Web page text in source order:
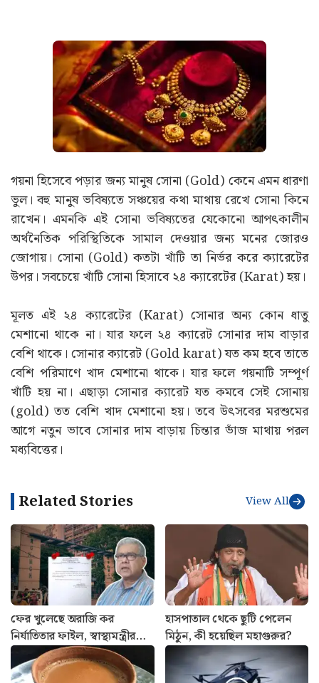
গয়না হিসেবে পড়ার জন্য মানুষ সোনা (Gold) কেনে এমন ধারণা
ভুল। বহু মানুষ ভবিষ্যতে সঞ্চয়ের কথা মাথায় রেখে সোনা কিনে
রাখেন। এমনকি এই সোনা ভবিষ্যতের যেকোনো আপৎকালীন
অর্থনৈতিক পরিস্থিতিকে সামাল দেওয়ার জন্য মনের জোরও
জোগায়। সোনা (Gold) কতটা খাঁটি তা নির্ভর করে ক্যারেটের
উপর। সবচেয়ে খাঁটি সোনা হিসাবে ২৪ ক্যারেটের (Karat) হয়।
মূলত এই ২৪ ক্যারেটের (Karat) সোনার অন্য কোন ধাতু
মেশানো থাকে না। যার ফলে ২৪ ক্যারেট সোনার দাম বাড়ার
বেশি থাকে। সোনার ক্যারেট (Gold karat) যত কম হবে তাতে
বেশি পরিমাণে খাদ মেশানো থাকে। যার ফলে গয়নাটি সম্পূর্ণ
খাঁটি হয় না। এছাড়া সোনার ক্যারেট যত কমবে সেই সোনায়
(gold) তত বেশি খাদ মেশানো হয়। তবে উৎসবের মরশুমের
আগে নতুন ভাবে সোনার দাম বাড়ায় চিন্তার ভাঁজ মাথায় পরল
মধ্যবিত্তের।
Related Stories View All
ফের খুলেছে অরাজি কর
নির্যাতিতার ফাইল, স্বাস্থ্যমন্ত্রীর
সাথে বৈঠক সেরে ঘোষণা
শুভেন্দু অধিকারীর
হাসপাতাল থেকে ছুটি পেলেন
মিঠুন, কী হয়েছিল মহাগুরুর?